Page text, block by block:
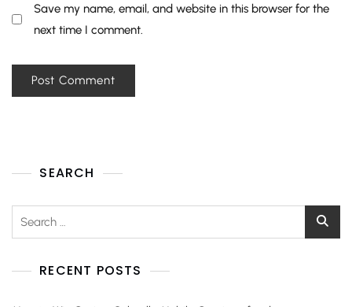
Save my name, email, and website in this browser for the
next time I comment.
SEARCH
RECENT POSTS